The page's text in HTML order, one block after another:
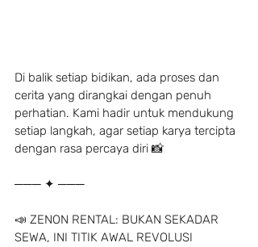
Di balik setiap bidikan, ada proses dan
cerita yang dirangkai dengan penuh
perhatian. Kami hadir untuk mendukung
setiap langkah, agar setiap karya tercipta
dengan rasa percaya diri 📸
─── ✦ ───
📣 ZENON RENTAL: BUKAN SEKADAR
SEWA, INI TITIK AWAL REVOLUSI